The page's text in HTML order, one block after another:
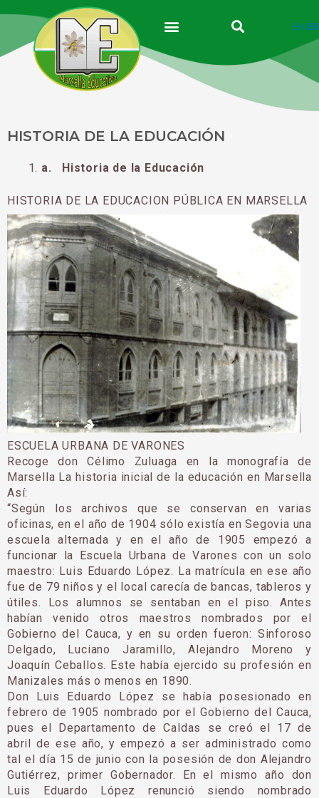
contenido
EN ES
HISTORIA DE LA EDUCACIÓN
a. Historia de la Educación
HISTORIA DE LA EDUCACION PÚBLICA EN MARSELLA
ESCUELA URBANA DE VARONES
Recoge don Célimo Zuluaga en la monografía de
Marsella La historia inicial de la educación en Marsella
Así:
“Según los archivos que se conservan en varias
oficinas, en el año de 1904 sólo existía en Segovia una
escuela alternada y en el año de 1905 empezó a
funcionar la Escuela Urbana de Varones con un solo
maestro: Luis Eduardo López. La matrícula en ese año
fue de 79 niños y el local carecía de ban­cas, tableros y
útiles. Los alumnos se sentaban en el piso. Antes
habían venido otros maestros nom­brados por el
Gobierno del Cauca, y en su orden fueron: Sinforoso
Delgado, Luciano Jaramillo, Ale­jandro Moreno y
Joaquín Ceballos. Este había ejer­cido su profesión en
Manizales más o menos en 1890.
Don Luis Eduardo López se había posesionado en
febrero de 1905 nombrado por el Gobierno del Cauca,
pues el Departamento de Caldas se creó el 17 de
abril de ese año, y empezó a ser administrado como
tal el día 15 de junio con la posesión de don Alejandro
Gutiérrez, primer Gobernador. En el mismo año don
Luis Eduardo López renunció siendo nombrado